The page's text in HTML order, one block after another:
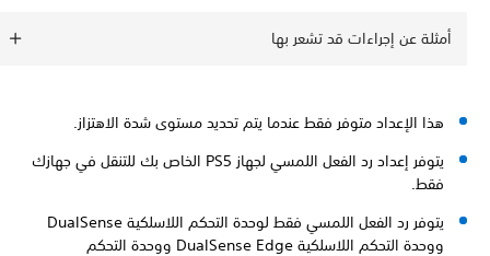
أمثلة عن إجراءات قد تشعر بها
هذا الإعداد متوفر فقط عندما يتم تحديد مستوى شدة الاهتزاز.
يتوفر إعداد رد الفعل اللمسي لجهاز PS5 الخاص بك للتنقل في جهازك
فقط.
يتوفر رد الفعل اللمسي فقط لوحدة التحكم اللاسلكية DualSense
ووحدة التحكم اللاسلكية DualSense Edge ووحدة التحكم